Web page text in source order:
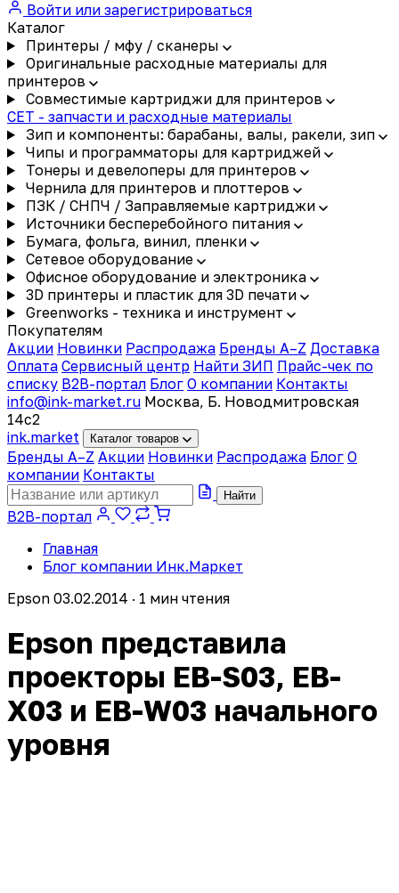
Войти или зарегистрироваться
Каталог
Принтеры / мфу / сканеры
Оригинальные расходные материалы для
принтеров
Совместимые картриджи для принтеров
CET - запчасти и расходные материалы
Зип и компоненты: барабаны, валы, ракели, зип
Чипы и программаторы для картриджей
Тонеры и девелоперы для принтеров
Чернила для принтеров и плоттеров
ПЗК / СНПЧ / Заправляемые картриджи
Источники бесперебойного питания
Бумага, фольга, винил, пленки
Сетевое оборудование
Офисное оборудование и электроника
3D принтеры и пластик для 3D печати
Greenworks - техника и инструмент
Покупателям
Акции Новинки Распродажа Бренды A–Z Доставка
Оплата Сервисный центр Найти ЗИП Прайс-чек по
списку B2B-портал Блог О компании Контакты
info@ink-market.ru Москва, Б. Новодмитровская
14с2
ink.market Каталог товаров
Бренды A–Z Акции Новинки Распродажа Блог О
компании Контакты
Найти
B2B-портал
Главная
Блог компании Инк.Маркет
Epson 03.02.2014 · 1 мин чтения
Epson представила
проекторы EB-S03, EB-
X03 и EB-W03 начального
уровня